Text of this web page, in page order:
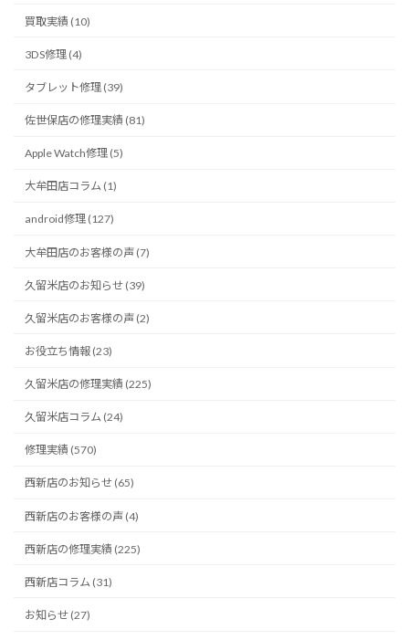
買取実績 (10)
3DS修理 (4)
タブレット修理 (39)
佐世保店の修理実績 (81)
Apple Watch修理 (5)
大牟田店コラム (1)
android修理 (127)
大牟田店のお客様の声 (7)
久留米店のお知らせ (39)
久留米店のお客様の声 (2)
お役立ち情報 (23)
久留米店の修理実績 (225)
久留米店コラム (24)
修理実績 (570)
西新店のお知らせ (65)
西新店のお客様の声 (4)
西新店の修理実績 (225)
西新店コラム (31)
お知らせ (27)